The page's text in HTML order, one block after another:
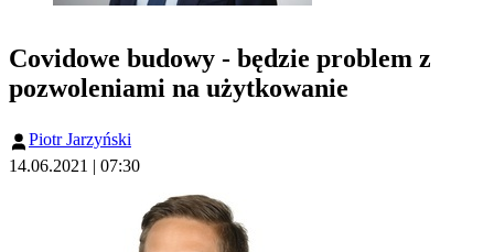
Covidowe budowy - będzie problem z
pozwoleniami na użytkowanie
Piotr Jarzyński
14.06.2021 | 07:30